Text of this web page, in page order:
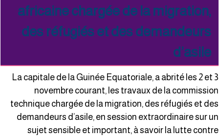
africaine chargée de la migration,
des réfugiés et des demandeurs
d’asile
La capitale de la Guinée Equatoriale, a abrité les 2 et
novembre courant, les travaux de la
technique chargée de la migration, des réfugiés et
demandeurs d’asile, en session extraordinaire sur
sujet sensible et important, à savoir la lutte